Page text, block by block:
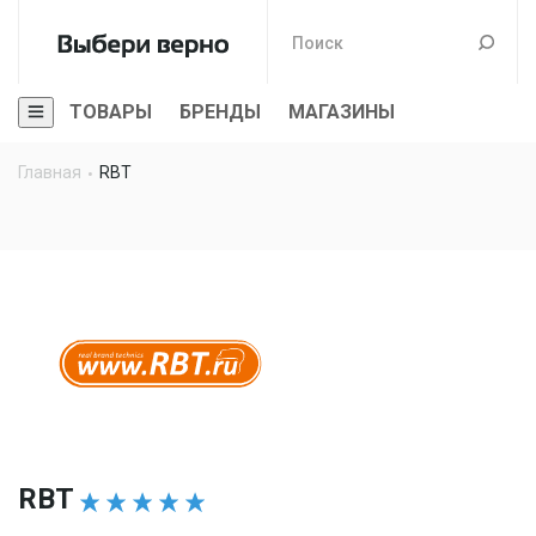
ТОВАРЫ БРЕНДЫ МАГАЗИНЫ
Главная RBT
RBT